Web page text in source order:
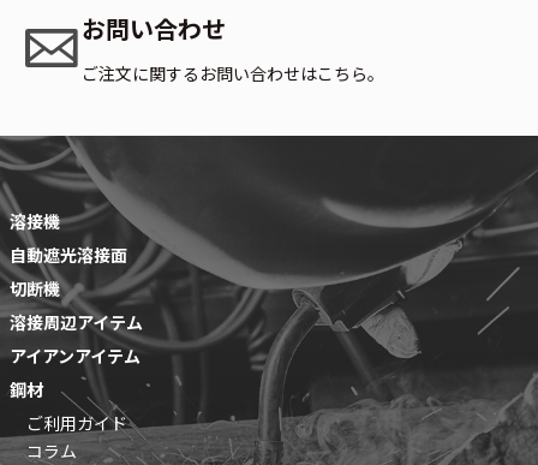
お問い合わせ
ご注文に関するお問い合わせはこちら。
溶接機
自動遮光溶接面
切断機
溶接周辺アイテム
アイアンアイテム
鋼材
ご利用ガイド
コラム